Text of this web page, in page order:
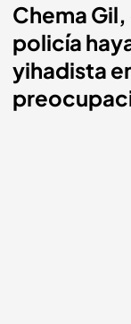
Chema
policía
yihadista